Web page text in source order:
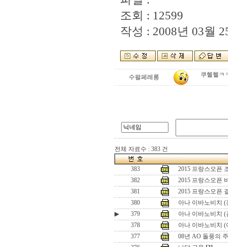
조회 : 12599
작성 : 2008년 03월
수펄페레롱 쿠헬헬ㅋ
전체 자료수 : 383 건
383
2015 프랑스오픈
382
2015 프랑스오픈
381
2015 프랑스오픈
380
아나 이바노비치 (
▶
379
아나 이바노비치
378
아나 이바노비치 (
377
08년 AO 돌풍의